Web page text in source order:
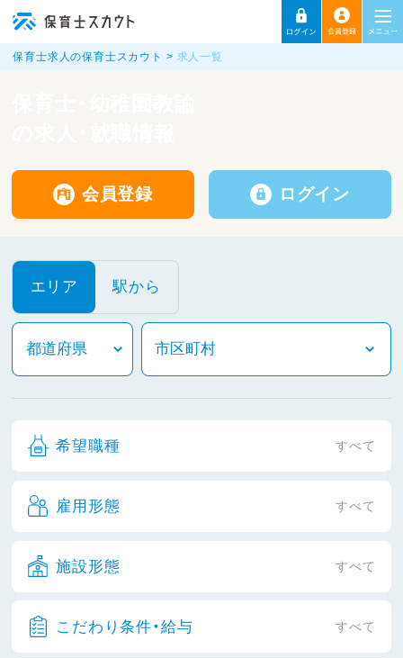
保育士求人の保育士スカウト 求人一覧
会員登録 ログイン
エリア 駅から
希望職種 すべて
雇用形態 すべて
施設形態 すべて
こだわり条件・給与 すべて